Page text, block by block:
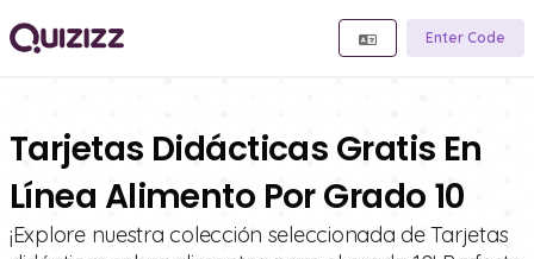
Enter Code
Tarjetas Didácticas Gratis En
Línea Alimento Por Grado 10
¡Explore nuestra colección seleccionada de Tarjetas